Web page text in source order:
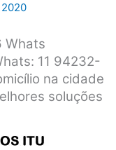
Whats
11 94232-
na cidade
soluções